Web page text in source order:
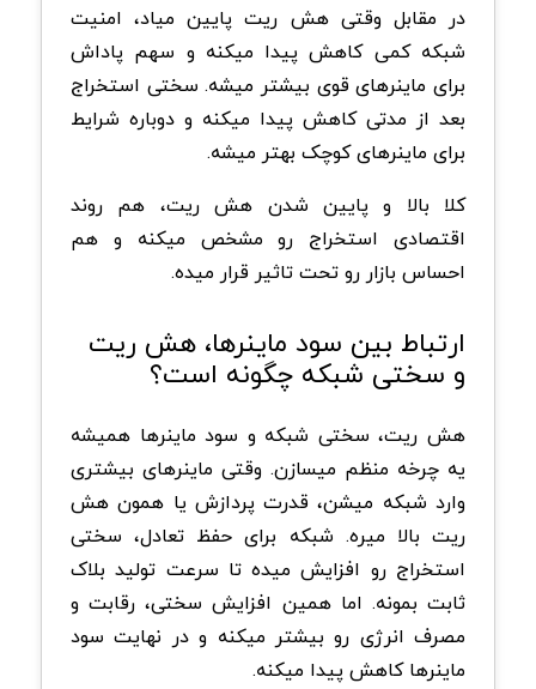
در مقابل وقتی هش ریت پایین میاد، امنیت
شبکه کمی کاهش پیدا میکنه و سهم پاداش
برای ماینرهای قوی بیشتر میشه. سختی استخراج
بعد از مدتی کاهش پیدا میکنه و دوباره شرایط
برای ماینرهای کوچک بهتر میشه.
کلا بالا و پایین شدن هش ریت، هم روند
اقتصادی استخراج رو مشخص میکنه و هم
احساس بازار رو تحت تاثیر قرار میده.
ارتباط بین سود ماینرها، هش ریت
و سختی شبکه چگونه است؟
هش ریت، سختی شبکه و سود ماینرها همیشه
یه چرخه منظم میسازن. وقتی ماینرهای بیشتری
وارد شبکه میشن، قدرت پردازش یا همون هش
ریت بالا میره. شبکه برای حفظ تعادل، سختی
استخراج رو افزایش میده تا سرعت تولید بلاک
ثابت بمونه. اما همین افزایش سختی، رقابت و
مصرف انرژی رو بیشتر میکنه و در نهایت سود
ماینرها کاهش پیدا میکنه.